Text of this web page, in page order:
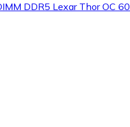
DDR5 Lexar Thor OC